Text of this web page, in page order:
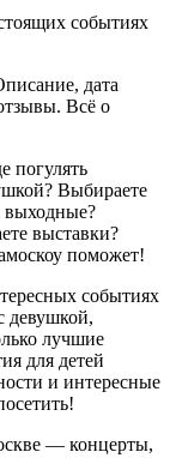
событиях
дата
Всё о
погулять
Выбираете
выходные?
выставки?
поможет!
событиях
девушкой,
лучшие
для детей
и интересные
— концерты,